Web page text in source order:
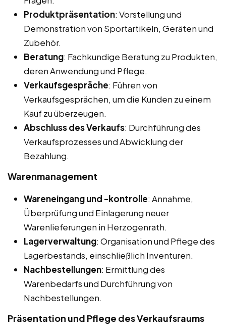
Produktpräsentation: Vorstellung und
Demonstration von Sportartikeln, Geräten und
Zubehör.
Beratung: Fachkundige Beratung zu Produkten,
deren Anwendung und Pflege.
Verkaufsgespräche: Führen von
Verkaufsgesprächen, um die Kunden zu einem
Kauf zu überzeugen.
Abschluss des Verkaufs: Durchführung des
Verkaufsprozesses und Abwicklung der
Bezahlung.
Warenmanagement
Wareneingang und -kontrolle: Annahme,
Überprüfung und Einlagerung neuer
Warenlieferungen in Herzogenrath.
Lagerverwaltung: Organisation und Pflege des
Lagerbestands, einschließlich Inventuren.
Nachbestellungen: Ermittlung des
Warenbedarfs und Durchführung von
Nachbestellungen.
Präsentation und Pflege des Verkaufsraums